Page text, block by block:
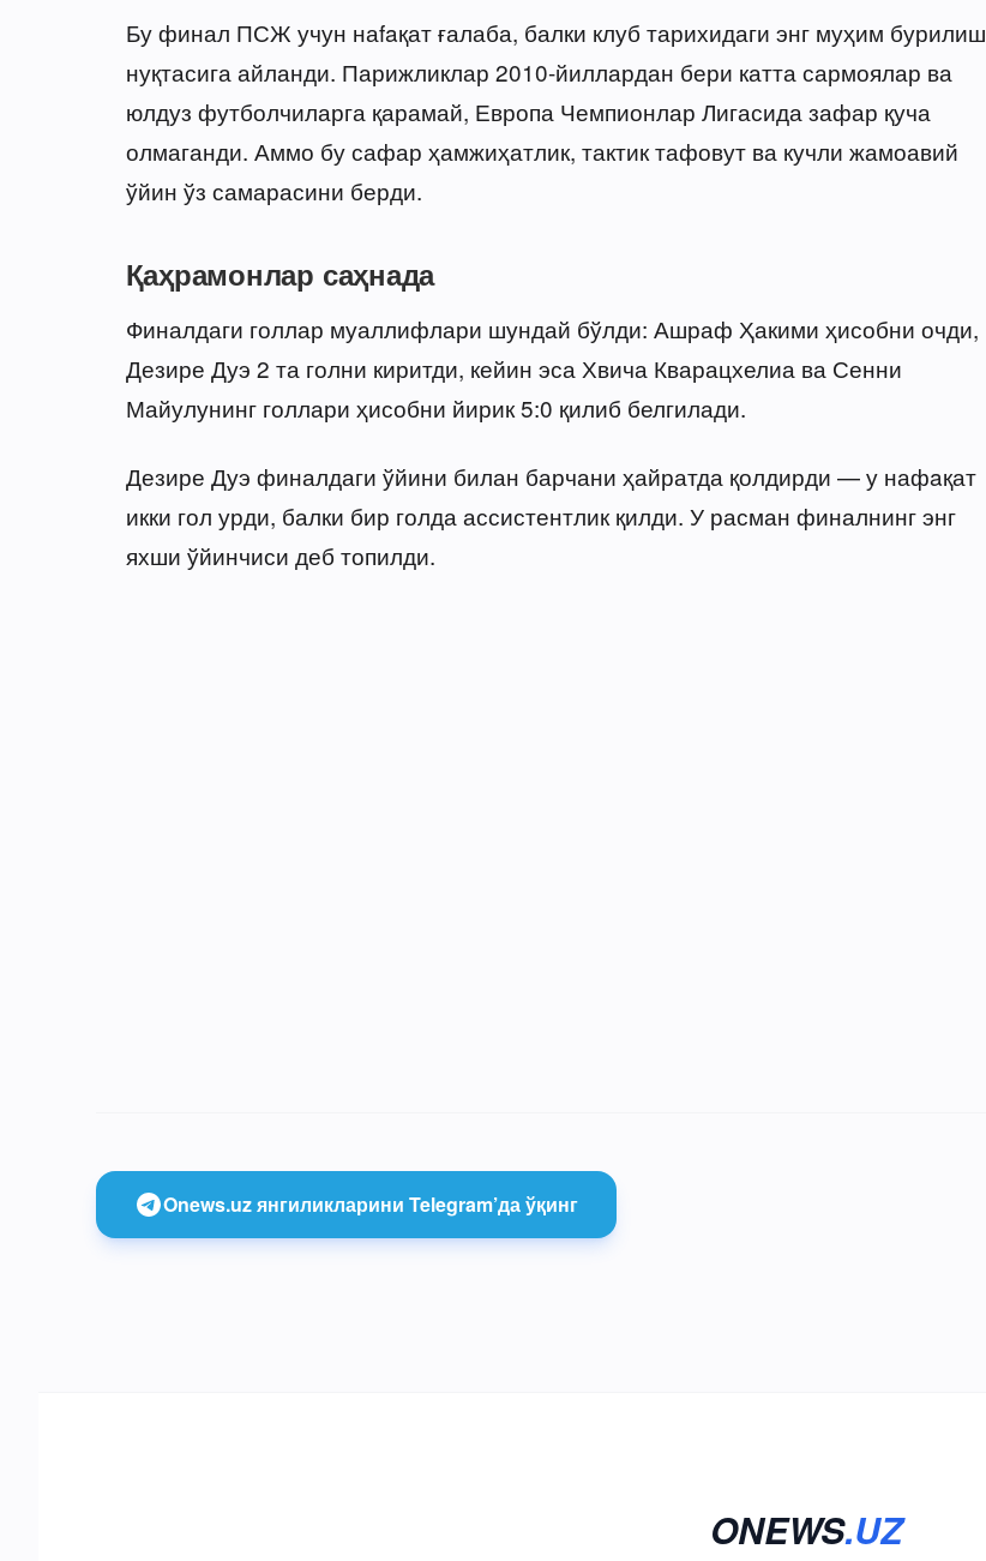
Бу финал ПСЖ учун наfaқат ғалаба, балки клуб тарихидаги энг муҳим бурилиш
нуқтасига айланди. Парижликлар 2010-йиллардан бери катта сармоялар ва
юлдуз футболчиларга қарамай, Европа Чемпионлар Лигасида зафар қуча
олмаганди. Аммо бу сафар ҳамжиҳатлик, тактик тафовут ва кучли жамоавий
ўйин ўз самарасини берди.
Қаҳрамонлар саҳнада
Финалдаги голлар муаллифлари шундай бўлди: Ашраф Ҳакими ҳисобни очди,
Дезире Дуэ 2 та голни киритди, кейин эса Хвича Кварацхелиа ва Сенни
Майулунинг голлари ҳисобни йирик 5:0 қилиб белгилади.
Дезире Дуэ финалдаги ўйини билан барчани ҳайратда қолдирди — у нафaқат
икки гол урди, балки бир голда ассистентлик қилди. У расман финалнинг энг
яхши ўйинчиси деб топилди.
Onews.uz янгиликларини Telegram’да ўқинг
ONEWS.UZ